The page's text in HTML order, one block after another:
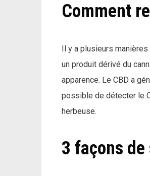
Comment
Il y a plusieurs manières
un produit dérivé du
apparence. Le CBD a
possible de détecter le
herbeuse.
3 façons de